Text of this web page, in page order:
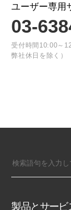
ユーザー専用
03-
受付時間10:00～
弊社休日を除く）
製品とサービ